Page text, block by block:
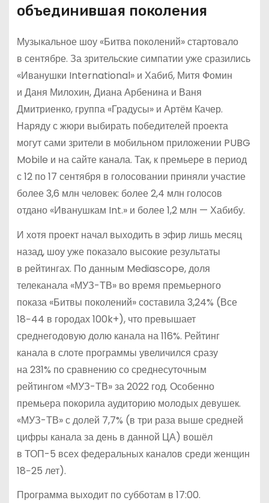
объединившая поколения
Музыкальное шоу «Битва поколений» стартовало
в сентябре. За зрительские симпатии уже сразились
«Иванушки International» и Хабиб, Митя Фомин
и Даня Милохин, Диана Арбенина и Ваня
Дмитриенко, группа «Градусы» и Артём Качер.
Наряду с жюри выбирать победителей проекта
могут сами зрители в мобильном приложении PUBG
Mobile и на сайте канала. Так, к премьере в период
с 12 по 17 сентября в голосовании приняли участие
более 3,6 млн человек: более 2,4 млн голосов
отдано «Иванушкам Int.» и более 1,2 млн — Хабибу.
И хотя проект начал выходить в эфир лишь месяц
назад, шоу уже показало высокие результаты
в рейтингах. По данным Mediascope, доля
телеканала «МУЗ-ТВ» во время премьерного
показа «Битвы поколений» составила 3,24% (Все
18−44 в городах 100k+), что превышает
среднегодовую долю канала на 116%. Рейтинг
канала в слоте программы увеличился сразу
на 231% по сравнению со среднесуточным
рейтингом «МУЗ-ТВ» за 2022 год. Особенно
премьера покорила аудиторию молодых девушек.
«МУЗ-ТВ» с долей 7,7% (в три раза выше средней
цифры канала за день в данной ЦА) вошёл
в ТОП-5 всех федеральных каналов среди женщин
18−25 лет).
Программа выходит по субботам в 17:00.